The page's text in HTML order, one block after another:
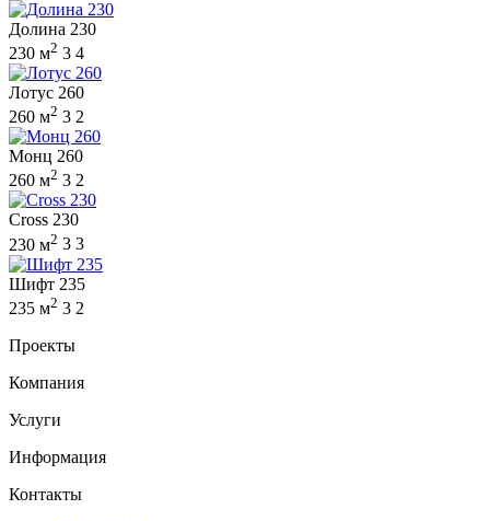
Долина 230
230 м2 3 4
Лотус 260
260 м2 3 2
Монц 260
260 м2 3 2
Cross 230
230 м2 3 3
Шифт 235
235 м2 3 2
Проекты
Компания
Услуги
Информация
Контакты